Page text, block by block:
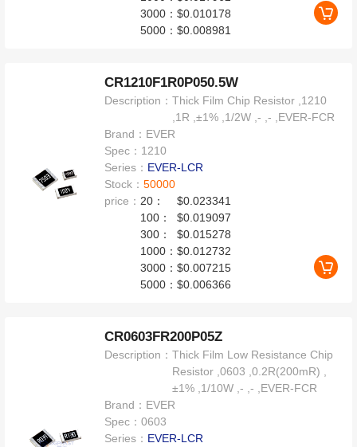
3000：$0.010178
5000：$0.008981
CR1210F1R0P050.5W
Description：Thick Film Chip Resistor ,1210
,1R ,±1% ,1/2W ,- ,- ,EVER-FCR
Brand： EVER
Spec： 1210
Series： EVER-LCR
Stock：50000
price： 20：
$0.023341
100：
$0.019097
300：
$0.015278
1000：$0.012732
3000：$0.007215
5000：$0.006366
CR0603FR200P05Z
Description：Thick Film Low Resistance Chip
Resistor ,0603 ,0.2R(200mR) ,
±1% ,1/10W ,- ,- ,EVER-FCR
Brand： EVER
Spec：0603
Series： EVER-LCR